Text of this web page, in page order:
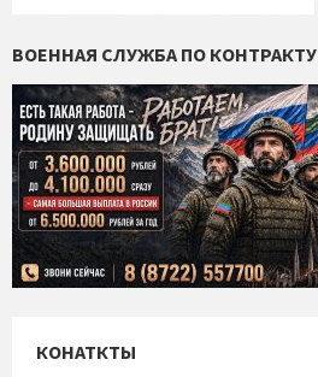
ВОЕННАЯ СЛУЖБА ПО КОНТРАКТУ
КОНАТКТЫ